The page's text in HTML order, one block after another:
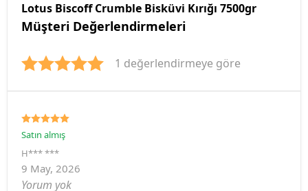
Lotus Biscoff Crumble Bisküvi Kırığı 7500gr
Müşteri Değerlendirmeleri
1 değerlendirmeye göre
Satın almış
H*** ***
9 May, 2026
Yorum yok